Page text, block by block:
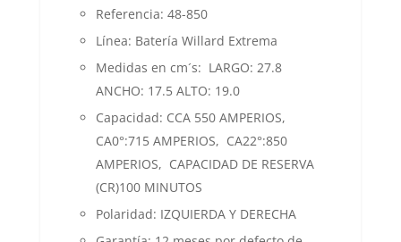
Referencia: 48-850
Línea: Batería Willard Extrema
Medidas en cm´s: LARGO: 27.8
ANCHO: 17.5 ALTO: 19.0
Capacidad: CCA 550 AMPERIOS,
CA0°:715 AMPERIOS, CA22°:850
AMPERIOS, CAPACIDAD DE RESERVA
(CR)100 MINUTOS
Polaridad: IZQUIERDA Y DERECHA